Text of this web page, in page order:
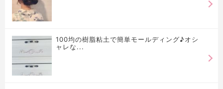
100均の樹脂粘土で簡単モールディング♪オシ
ャレな...